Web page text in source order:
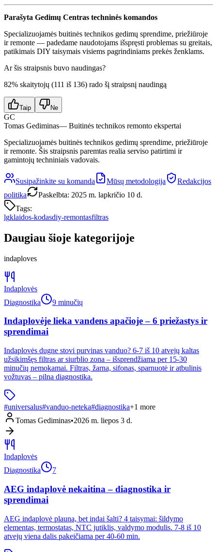
Parašyta Gedimų Centras techninės komandos
Specializuojamės buitinės technikos gedimų sprendime, priežiūroje
ir remonte — padedame naudotojams išspręsti problemas su greitais,
patikimais DIY taisymais visiems pagrindiniams prekės ženklams.
Ar šis straipsnis buvo naudingas?
82% skaitytojų (111 iš 136) rado šį straipsnį naudingą
Taip Ne
GC
Tomas Gediminas— Buitinės technikos remonto ekspertai
Specializuojamės buitinės technikos gedimų sprendime, priežiūroje
ir remonte. Šis straipsnis paremtas realia serviso patirtimi ir
gamintojų techniniais vadovais.
Susipažinkite su komanda Mūsų metodologija
Redakcijos
politika
Paskelbta: 2025 m. lapkričio 10 d.
Tags:
lgklaidos-kodasdiy-remontasfiltras
Daugiau šioje kategorijoje
indaploves
Indaplovės
Diagnostika
9 minučių
Indaplovėje lieka vandens apačioje – 6 priežastys ir
sprendimai
Indaplovės dugne stovi purvinas vanduo? 6-7 iš 10 atvejų kaltas
užsikimšęs filtras ar siurblio zona – išsprendžiama per 15-30
minučių nemokamai. Filtras, žarna, sifonas, sparnuotė ir atbulinis
vožtuvas – pilna diagnostika.
#universalus#vanduo-neteka#diagnostika+1 more
Tomas Gediminas•2026 m. liepos 3 d.
Indaplovės
Diagnostika
7
AEG indaplovė nekaitina – diagnostika ir
sprendimai
AEG indaplovė plauna, bet indai šalti? 4 taisymai: šildymo
elementas, termostatas, NTC jutiklis, valdymo modulis. 7-8 iš 10
atvejų viena dalis pakeičiama per 40-60 min.